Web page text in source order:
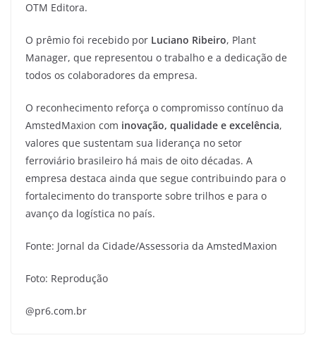
OTM Editora.
O prêmio foi recebido por Luciano Ribeiro, Plant
Manager, que representou o trabalho e a dedicação de
todos os colaboradores da empresa.
O reconhecimento reforça o compromisso contínuo da
AmstedMaxion com inovação, qualidade e excelência,
valores que sustentam sua liderança no setor
ferroviário brasileiro há mais de oito décadas. A
empresa destaca ainda que segue contribuindo para o
fortalecimento do transporte sobre trilhos e para o
avanço da logística no país.
Fonte: Jornal da Cidade/Assessoria da AmstedMaxion
Foto: Reprodução
@pr6.com.br